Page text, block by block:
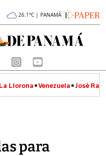
26.1°C | PANAMÁ
La Llorona Venezuela José
para